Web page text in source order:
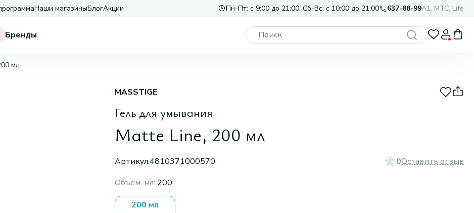
Наши магазиныБлогАкции Пн-Пт: с 9:00 до 21:00. Сб-Вс: с 10:00 до 21:00 637-88-99A1, МТС, Life
Бренды
мл
MASSTIGE
Гель для умывания
Matte Line, 200 мл
Артикул:4810371000570 0Оставить отзыв
Объем, мл: 200
200 мл